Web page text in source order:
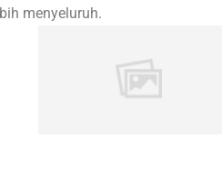
menyeluruh.